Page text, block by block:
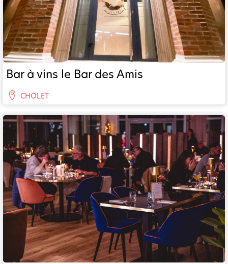
Bar à vins le Bar des Amis
CHOLET